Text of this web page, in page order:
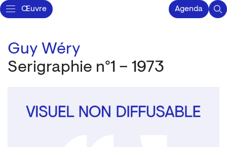
Œuvre Agenda
Guy Wéry
Serigraphie n°1 – 1973